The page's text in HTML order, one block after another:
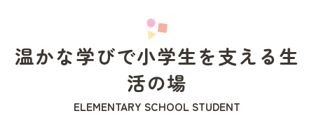
温かな学びで小学生を支える生
活の場
ELEMENTARY SCHOOL STUDENT